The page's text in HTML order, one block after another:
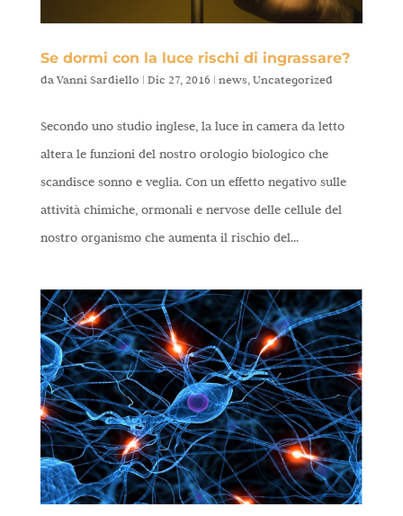
Se dormi con la luce rischi di ingrassare?
da Vanni Sardiello | Dic 27, 2016 | news Uncategorized
Secondo uno studio inglese, la luce in camera da letto
altera le funzioni del nostro orologio biologico che
scandisce sonno e veglia. Con un effetto negativo sulle
attività chimiche, ormonali e nervose delle cellule del
nostro organismo che aumenta il rischio del...